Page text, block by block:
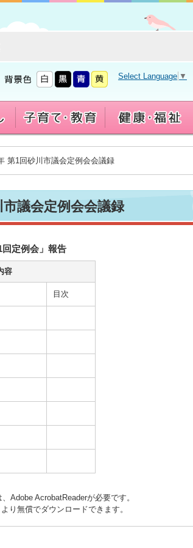
Select Language ▼
第1回砂川市議会定例会会議録
議会定例会会議録
回定例会」報告
容
目次
Adobe AcrobatReaderが必要です。
より無償でダウンロードできます。